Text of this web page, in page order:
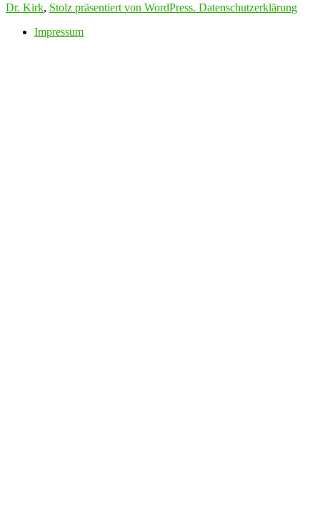
Dr. Kirk, Stolz präsentiert von WordPress. Datenschutzerklärung
Impressum